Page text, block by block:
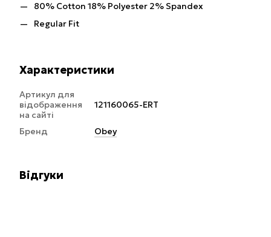
80% Cotton 18% Polyester 2% Spandex
Regular Fit
Характеристики
Артикул для
відображення
на сайті
121160065-ERT
Бренд Obey
Відгуки